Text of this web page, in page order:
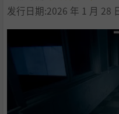
发行日期:2026 年 1 月 28